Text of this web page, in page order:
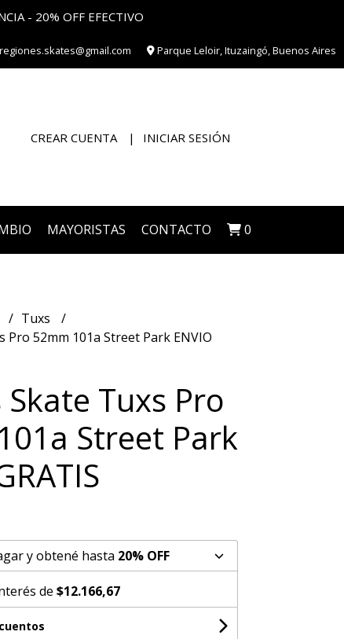
- 20% OFF EFECTIVO
Parque Leloir, Ituzaingó, Buenos Aires
CREAR CUENTA INICIAR SESIÓN
MAYORISTAS CONTACTO 0
Tuxs
Pro 52mm 101a Street Park ENVIO
Skate Tuxs Pro
Street Park
y obtené hasta 20% OFF
de $12.166,67